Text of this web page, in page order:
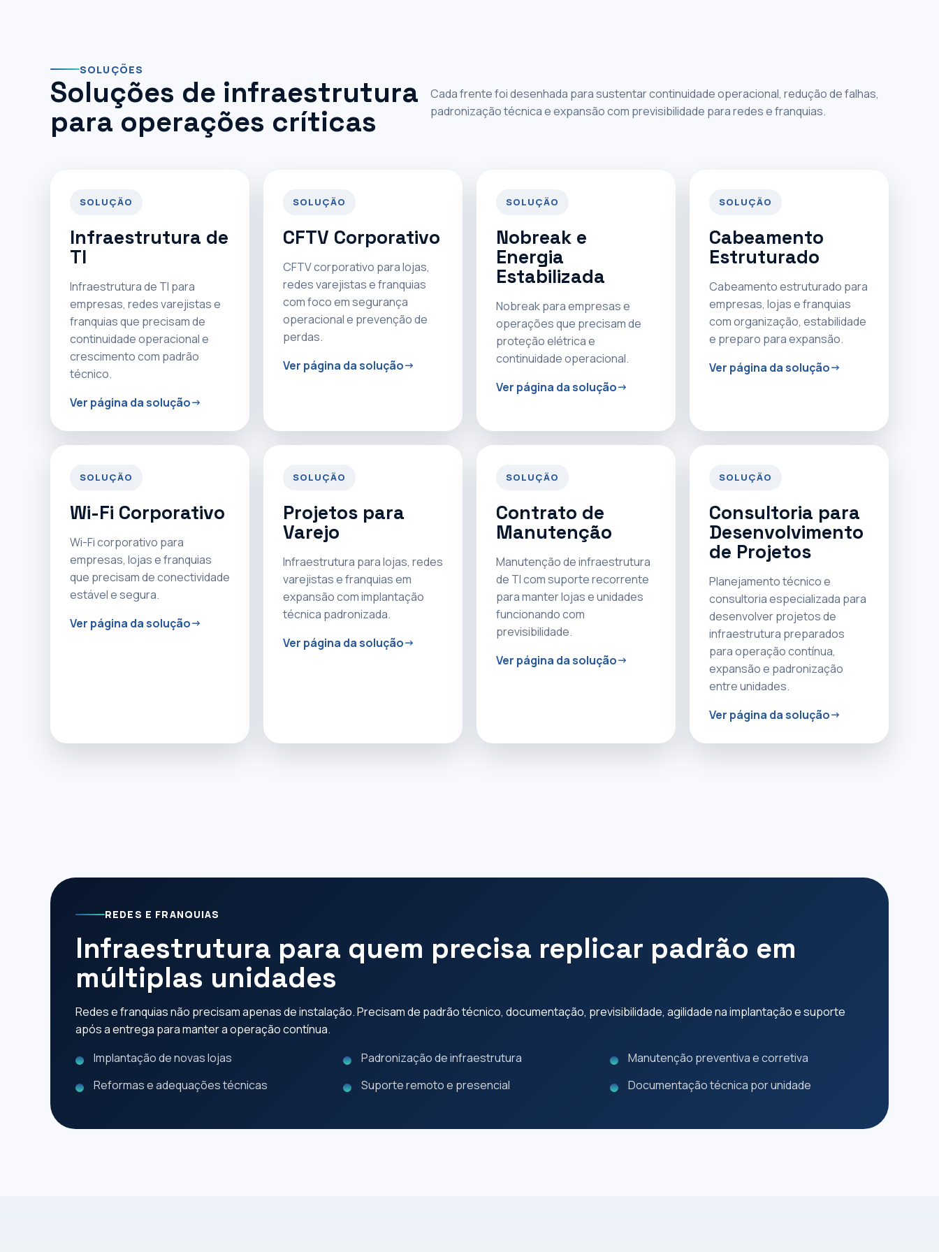
SOLUÇÕES
Soluções de infraestrutura
para operações críticas
Cada frente foi desenhada para sustentar continuidade operacional, redução de falhas,
padronização técnica e expansão com previsibilidade para redes e franquias.
SOLUÇÃO
Infraestrutura de
TI
Infraestrutura de TI para
empresas, redes varejistas e
franquias que precisam de
continuidade operacional e
crescimento com padrão
técnico.
Ver página da solução
SOLUÇÃO
CFTV Corporativo
CFTV corporativo para lojas,
redes varejistas e franquias
com foco em segurança
operacional e prevenção de
perdas.
Ver página da solução
SOLUÇÃO
Nobreak e
Energia
Estabilizada
Nobreak para empresas e
operações que precisam de
proteção elétrica e
continuidade operacional.
Ver página da solução
SOLUÇÃO
Cabeamento
Estruturado
Cabeamento estruturado para
empresas, lojas e franquias
com organização, estabilidade
e preparo para expansão.
Ver página da solução
SOLUÇÃO
Wi-Fi Corporativo
Wi-Fi corporativo para
empresas, lojas e franquias
que precisam de conectividade
estável e segura.
Ver página da solução
SOLUÇÃO
Projetos para
Varejo
Infraestrutura para lojas, redes
varejistas e franquias em
expansão com implantação
técnica padronizada.
Ver página da solução
SOLUÇÃO
Contrato de
Manutenção
Manutenção de infraestrutura
de TI com suporte recorrente
para manter lojas e unidades
funcionando com
previsibilidade.
Ver página da solução
SOLUÇÃO
Consultoria para
Desenvolvimento
de Projetos
Planejamento técnico e
consultoria especializada para
desenvolver projetos de
infraestrutura preparados
para operação contínua,
expansão e padronização
entre unidades.
Ver página da solução
REDES E FRANQUIAS
Infraestrutura para quem precisa replicar padrão em
múltiplas unidades
Redes e franquias não precisam apenas de instalação. Precisam de padrão técnico, documentação, previsibilidade, agilidade na implantação e suporte
após a entrega para manter a operação contínua.
Implantação de novas lojas
Reformas e adequações técnicas
Padronização de infraestrutura
Suporte remoto e presencial
Manutenção preventiva e corretiva
Documentação técnica por unidade